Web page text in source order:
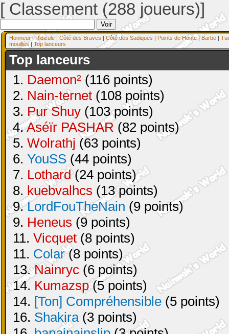
[ Classement (288 joueurs)]
Honneur|Ridicule | Côté des Braves | Côté des Sadiques | Points de Honte| Barbe |
mouillés| Top lanceurs
Top lanceurs
1. Daemon² (116 points)
2. Nain-ternet (108 points)
3. Pur Shuy (103 points)
4.Aséïr PASHAR (82 points)
5. Wolrathj (63 points)
6. YouSS (44 points)
7. Lothard(24 points)
8. kuebvalhcs (13 points)
9.LordFouTheNain (9 points)
9. Heneus (9 points)
11. Vicquet (8 points)
11. Colar(8 points)
13.Nainryc (6 points)
14. Kumazsp(5 points)
14. [Ton] Compréhensible (5 points)
16. Shakira(3 points)